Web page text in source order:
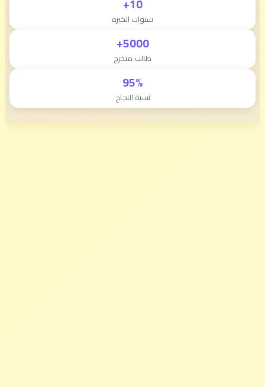
سنوات الخبرة
5000+
طالب متخرج
95%
نسبة النجاح